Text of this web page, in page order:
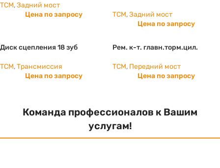
TCM,Задний мост
Цена по запросу
TCM,Задний мост
Цена по запросу
Диск сцепления 18 зуб
TCM,Трансмиссия
Цена по запросу
Рем. к-т. главн.торм.цил.
TCM, Передний мост
Цена по запросу
Команда профессионалов к Вашим
услугам!